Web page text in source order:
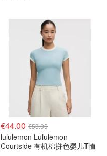
€44.00 €58.00
lululemon Lululemon
Courtside 有机棉拼色婴儿T恤